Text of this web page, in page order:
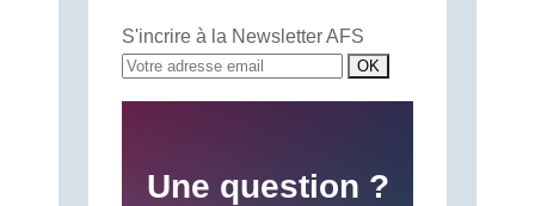
S'incrire à la Newsletter AFS
Une question ?